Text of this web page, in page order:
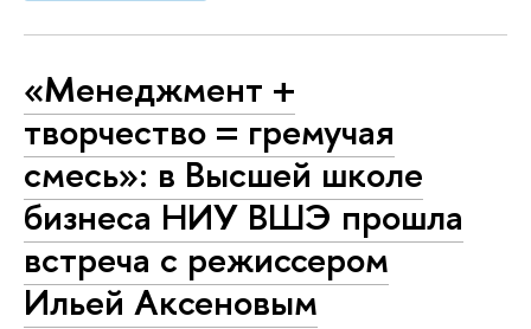
«Менеджмент +
творчество = гремучая
смесь»: в Высшей школе
бизнеса НИУ ВШЭ прошла
встреча с режиссером
Ильей Аксеновым